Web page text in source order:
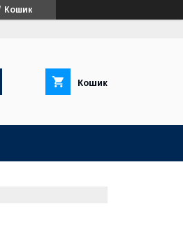
Кошик
Кошик